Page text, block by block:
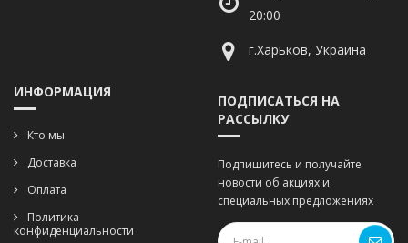
20:00
г.Харьков, Украина
ИНФОРМАЦИЯ
Кто мы
Доставка
Оплата
Политика
конфиденциальности
ПОДПИСАТЬСЯ НА
РАССЫЛКУ
Подпишитесь и получайте
новости об акциях и
специальных предложениях